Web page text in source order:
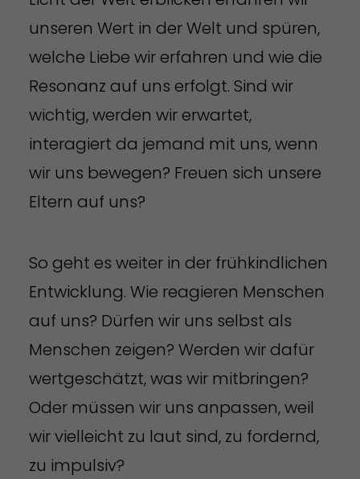
unseren Wert in der Welt und spüren,
welche Liebe wir erfahren und wie die
Resonanz auf uns erfolgt. Sind wir
wichtig, werden wir erwartet,
interagiert da jemand mit uns, wenn
wir uns bewegen? Freuen sich unsere
Eltern auf uns?
So geht es weiter in der frühkindlichen
Entwicklung. Wie reagieren Menschen
auf uns? Dürfen wir uns selbst als
Menschen zeigen? Werden wir dafür
wertgeschätzt, was wir mitbringen?
Oder müssen wir uns anpassen, weil
wir vielleicht zu laut sind, zu fordernd,
zu impulsiv?